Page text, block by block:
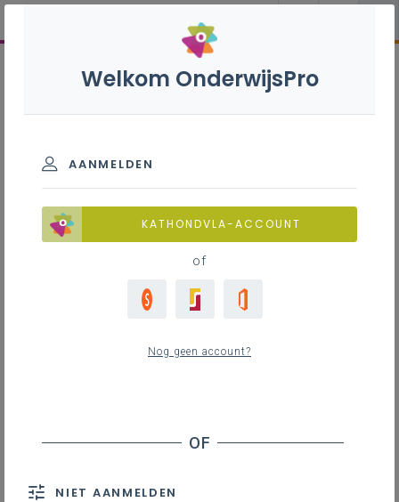
Welkom OnderwijsPro
AANMELDEN
KATHONDVLA-ACCOUNT
of
Nog geen account?
NIET AANMELDEN